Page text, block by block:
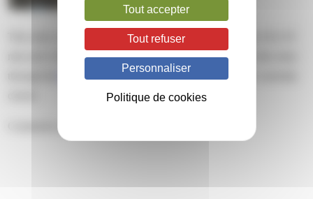
This entry was posted on vendredi, octobre 20th, 2023 at 16 h 35
min and is filed under . You can follow any responses to this entry
RSS 2.0
feed. Both comments and pings are currently
Tout accepter
Tout refuser
Personnaliser
Politique de cookies